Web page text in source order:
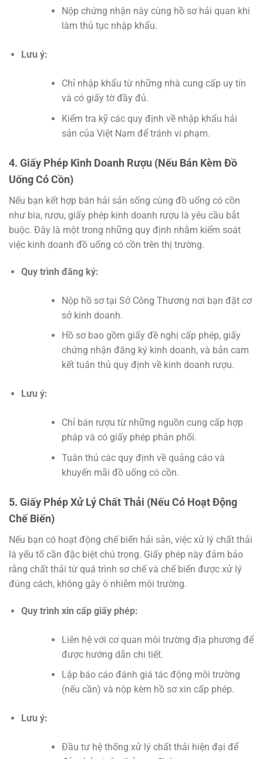
Nộp chứng nhận này cùng hồ sơ hải quan khi
làm thủ tục nhập khẩu.
Lưu ý:
Chỉ nhập khẩu từ những nhà cung cấp uy tín
và có giấy tờ đầy đủ.
Kiểm tra kỹ các quy định về nhập khẩu hải
sản của Việt Nam để tránh vi phạm.
4. Giấy Phép Kinh Doanh Rượu (Nếu Bán Kèm Đồ
Uống Có Cồn)
Nếu bạn kết hợp bán hải sản sống cùng đồ uống có cồn
như bia, rượu, giấy phép kinh doanh rượu là yêu cầu bắt
buộc. Đây là một trong những quy định nhằm kiểm soát
việc kinh doanh đồ uống có cồn trên thị trường.
Quy trình đăng ký:
Nộp hồ sơ tại Sở Công Thương nơi bạn đặt cơ
sở kinh doanh.
Hồ sơ bao gồm giấy đề nghị cấp phép, giấy
chứng nhận đăng ký kinh doanh, và bản cam
kết tuân thủ quy định về kinh doanh rượu.
Lưu ý:
Chỉ bán rượu từ những nguồn cung cấp hợp
pháp và có giấy phép phân phối.
Tuân thủ các quy định về quảng cáo và
khuyến mãi đồ uống có cồn.
5. Giấy Phép Xử Lý Chất Thải (Nếu Có Hoạt Động
Chế Biến)
Nếu bạn có hoạt động chế biến hải sản, việc xử lý chất thải
là yếu tố cần đặc biệt chú trọng. Giấy phép này đảm bảo
rằng chất thải từ quá trình sơ chế và chế biến được xử lý
đúng cách, không gây ô nhiễm môi trường.
Quy trình xin cấp giấy phép:
Liên hệ với cơ quan môi trường địa phương để
được hướng dẫn chi tiết.
Lập báo cáo đánh giá tác động môi trường
(nếu cần) và nộp kèm hồ sơ xin cấp phép.
Lưu ý:
Đầu tư hệ thống xử lý chất thải hiện đại để